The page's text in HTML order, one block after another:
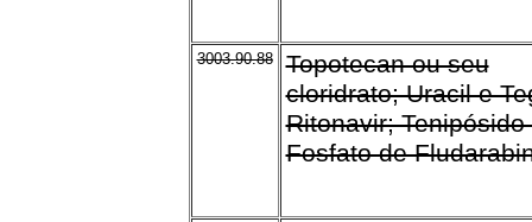
3003.90.88
Topotecan ou seu
cloridrato; Uracil e
Ritonavir; Tenipósido
Fosfato de